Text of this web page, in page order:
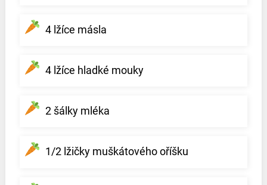
4 lžíce másla
4 lžíce hladké mouky
2 šálky mléka
1/2 lžičky muškátového oříšku